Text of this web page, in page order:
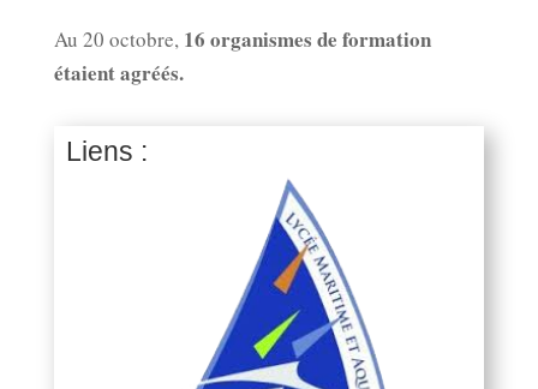
Au 20 octobre, 16 organismes de formation
étaient agréés.
Liens :